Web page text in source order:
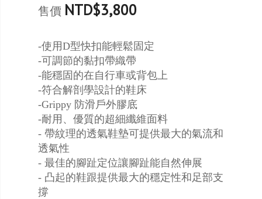
售價 NTD$3,800
-使用D型快扣能輕鬆固定
-可調節的黏扣帶織帶
-能穩固的在自行車或背包上
-符合解剖學設計的鞋床
-Grippy 防滑戶外膠底
-耐用、優質的超細纖維面料
- 帶紋理的透氣鞋墊可提供最大的氣流和
透氣性
- 最佳的腳趾定位讓腳趾能自然伸展
- 凸起的鞋跟提供最大的穩定性和足部支
撐